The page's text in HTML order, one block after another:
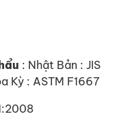
: Nhật Bản : JIS
Kỳ : ASTM F1667